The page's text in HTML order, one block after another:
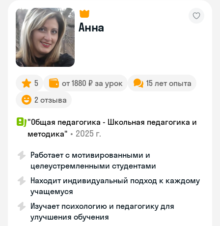
Анна
5 от 1880 ₽ за урок
15 лет опыта
2 отзыва
"Общая педагогика - Школьная педагогика и
методика" • 2025 г.
Работает с мотивированными и
целеустремленными студентами
Находит индивидуальный подход к каждому
учащемуся
Изучает психологию и педагогику для
улучшения обучения